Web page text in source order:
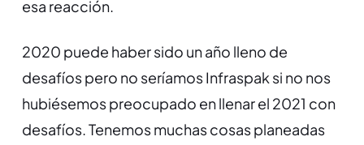
esa reacción.
2020 puede haber sido un año lleno de
desafíos pero no seríamos Infraspak si no nos
hubiésemos preocupado en llenar el 2021 con
desafíos. Tenemos muchas cosas planeadas